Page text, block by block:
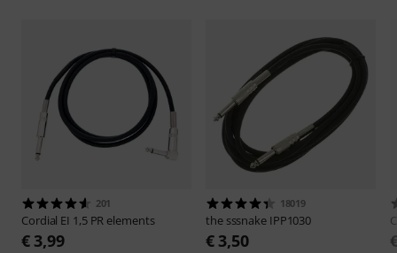
201
Cordial EI 1,5 PR elements
€ 3,99
18019
the sssnake IPP1030
€ 3,50